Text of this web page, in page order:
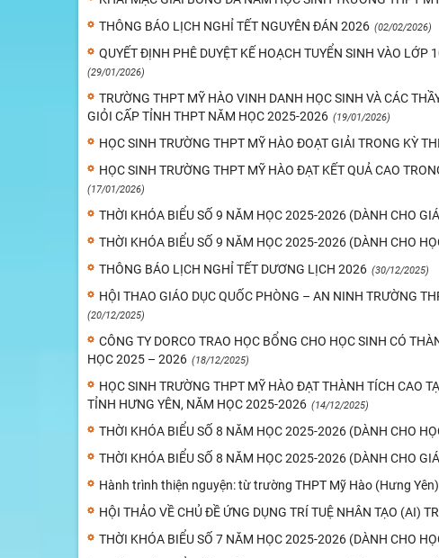
THÔNG BÁO LỊCH NGHỈ TẾT NGUYÊN ĐÁN 2026 (02/02/2026)
QUYẾT ĐỊNH PHÊ DUYỆT KẾ HOẠCH TUYỂN SINH VÀO
(29/01/2026)
TRƯỜNG THPT MỸ HÀO VINH DANH HỌC SINH VÀ CÁC
GIỎI CẤP TỈNH THPT NĂM HỌC 2025-2026 (19/01/2026)
HỌC SINH TRƯỜNG THPT MỸ HÀO ĐOẠT GIẢI TRONG KỲ
HỌC SINH TRƯỜNG THPT MỸ HÀO ĐẠT KẾT QUẢ CAO
(17/01/2026)
THỜI KHÓA BIỂU SỐ 9 NĂM HỌC 2025-2026 (DÀNH CHO
THỜI KHÓA BIỂU SỐ 9 NĂM HỌC 2025-2026 (DÀNH CHO
THÔNG BÁO LỊCH NGHỈ TẾT DƯƠNG LỊCH 2026 (30/12/2025)
HỘI THAO GIÁO DỤC QUỐC PHÒNG – AN NINH TRƯỜNG
(20/12/2025)
CÔNG TY DORCO TRAO HỌC BỔNG CHO HỌC SINH CÓ
HỌC 2025 – 2026 (18/12/2025)
HỌC SINH TRƯỜNG THPT MỸ HÀO ĐẠT THÀNH TÍCH CAO
TỈNH HƯNG YÊN, NĂM HỌC 2025-2026 (14/12/2025)
THỜI KHÓA BIỂU SỐ 8 NĂM HỌC 2025-2026 (DÀNH CHO
THỜI KHÓA BIỂU SỐ 8 NĂM HỌC 2025-2026 (DÀNH CHO
Hành trình thiện nguyện: từ trường THPT Mỹ Hào (Hưng
HỘI THẢO VỀ CHỦ ĐỀ ỨNG DỤNG TRÍ TUỆ NHÂN TẠO (AI)
THỜI KHÓA BIỂU SỐ 7 NĂM HỌC 2025-2026 (DÀNH CHO